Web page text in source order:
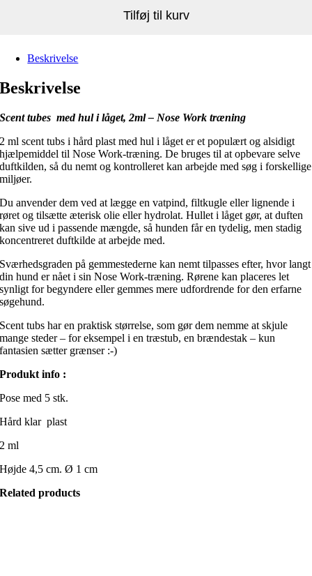
Tilføj til kurv
Beskrivelse
Beskrivelse
Scent tubes med hul i låget, 2ml – Nose Work træning
2 ml scent tubs i hård plast med hul i låget er et populært og alsidigt
hjælpemiddel til Nose Work-træning. De bruges til at opbevare selve
duftkilden, så du nemt og kontrolleret kan arbejde med søg i forskellige
miljøer.
Du anvender dem ved at lægge en vatpind, filtkugle eller lignende i
røret og tilsætte æterisk olie eller hydrolat. Hullet i låget gør, at duften
kan sive ud i passende mængde, så hunden får en tydelig, men stadig
koncentreret duftkilde at arbejde med.
Sværhedsgraden på gemmestederne kan nemt tilpasses efter, hvor langt
din hund er nået i sin Nose Work-træning. Rørene kan placeres let
synligt for begyndere eller gemmes mere udfordrende for den erfarne
søgehund.
Scent tubs har en praktisk størrelse, som gør dem nemme at skjule
mange steder – for eksempel i en træstub, en brændestak – kun
fantasien sætter grænser :-)
Produkt info :
Pose med 5 stk.
Hård klar plast
2 ml
Højde 4,5 cm. Ø 1 cm
Related products